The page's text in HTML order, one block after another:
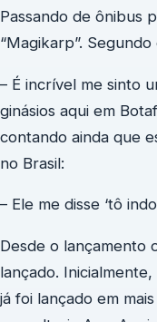
Passando de ônibus
“Magikarp”.
– É incrível me sinto
ginásios aqui em
contando ainda que
no Brasil:
– Ele me disse ‘tô
Desde o lançamento
lançado.
já foi lançado em